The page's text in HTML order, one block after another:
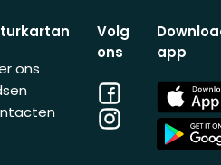
ons
Volg
ons
Facebook
Instagram
app
App
Store
App
Store